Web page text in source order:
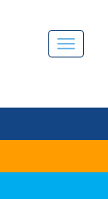
Menú